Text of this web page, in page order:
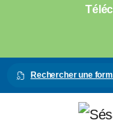
Rechercher une